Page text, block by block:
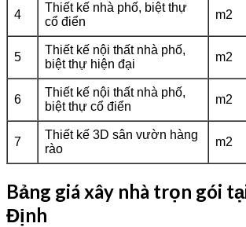
4
Thiết kế nhà phố, biệt thự
cổ điển
m2
5
Thiết kế nội thất nhà phố,
biệt thự hiện đại
m2
6
Thiết kế nội thất nhà phố,
biệt thự cổ điển
m2
7
Thiết kế 3D sân vườn hàng
rào
m2
Bảng giá xây nhà trọn gói
Định